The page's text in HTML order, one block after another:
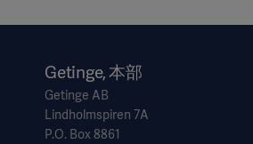
Getinge, 本部
Getinge AB
Lindholmspiren 7A
P.O. Box 8861